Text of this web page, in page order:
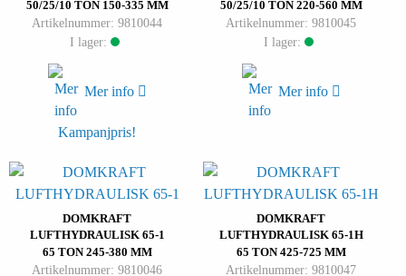
50/25/10 TON 150-335 MM
Artikelnummer: 9810044
I lager:
Mer info
Kampanjpris!
50/25/10 TON 220-560 MM
Artikelnummer: 9810045
I lager:
Mer info
DOMKRAFT
LUFTHYDRAULISK 65-1
65 TON 245-380 MM
Artikelnummer: 9810046
DOMKRAFT
LUFTHYDRAULISK 65-1H
65 TON 425-725 MM
Artikelnummer: 9810047